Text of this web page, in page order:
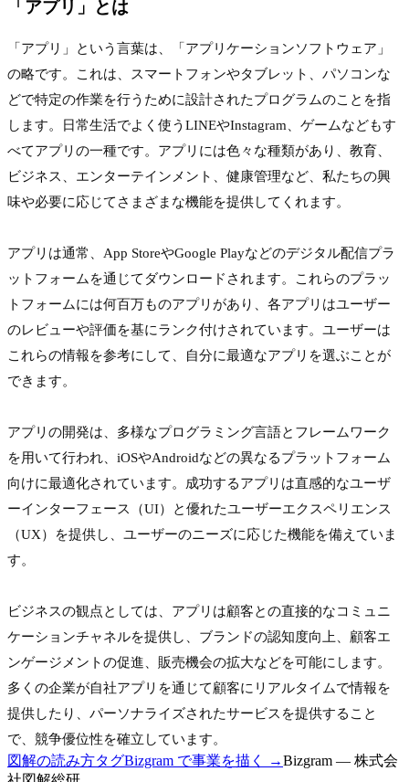
「アプリ 」とは
「アプリ」という言葉は、「アプリケーションソフトウェア」
の略です。これは、スマートフォンやタブレット、パソコンな
どで特定の作業を行うために設計されたプログラムのことを指
します。日常生活でよく使うLINEやInstagram、ゲームなどもす
べてアプリの一種です。アプリには色々な種類があり、教育、
ビジネス、エンターテインメント、健康管理など、私たちの興
味や必要に応じてさまざまな機能を提供してくれます。
アプリは通常、App StoreやGoogle Playなどのデジタル配信プラ
ットフォームを通じてダウンロードされます。これらのプラッ
トフォームには何百万ものアプリがあり、各アプリはユーザー
のレビューや評価を基にランク付けされています。ユーザーは
これらの情報を参考にして、自分に最適なアプリを選ぶことが
できます。
アプリの開発は、多様なプログラミング言語とフレームワーク
を用いて行われ、iOSやAndroidなどの異なるプラットフォーム
向けに最適化されています。成功するアプリは直感的なユーザ
ーインターフェース（UI）と優れたユーザーエクスペリエンス
（UX）を提供し、ユーザーのニーズに応じた機能を備えていま
す。
ビジネスの観点としては、アプリは顧客との直接的なコミュニ
ケーションチャネルを提供し、ブランドの認知度向上、顧客エ
ンゲージメントの促進、販売機会の拡大などを可能にします。
多くの企業が自社アプリを通じて顧客にリアルタイムで情報を
提供したり、パーソナライズされたサービスを提供すること
で、競争優位性を確立しています。
図解の読み方タグBizgram で事業を描く →Bizgram — 株式会